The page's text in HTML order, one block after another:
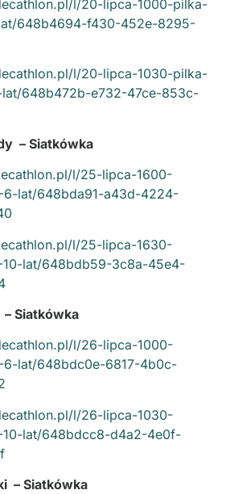
l/20-lipca-1000-pilka-
648b4694-f430-452e-8295-
l/20-lipca-1030-pilka-
648b472b-e732-47ce-853c-
– Siatkówka
l/25-lipca-1600-
lat/648bda91-a43d-4224-
l/25-lipca-1630-
lat/648bdb59-3c8a-45e4-
Siatkówka
l/26-lipca-1000-
lat/648bdc0e-6817-4b0c-
l/26-lipca-1030-
lat/648bdcc8-d4a2-4e0f-
– Siatkówka